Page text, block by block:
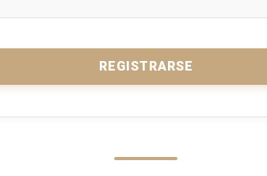
REGISTRARSE